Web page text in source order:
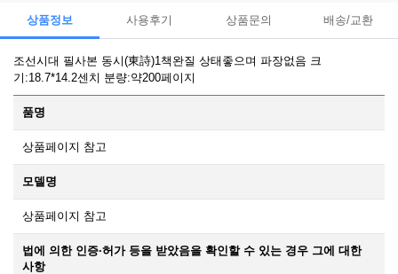
상품정보 사용후기 상품문의 배송/교환
조선시대 필사본 동시(東詩)1책완질 상태좋으며 파장없음 크
기:18.7*14.2센치 분량:약200페이지
품명
상품페이지 참고
모델명
상품페이지 참고
법에 의한 인증·허가 등을 받았음을 확인할 수 있는 경우 그에 대한
사항